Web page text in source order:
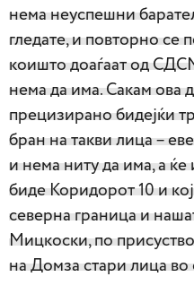
нема неуспешни
гледате, и повторно се
коишто доаѓаат од
нема да има. Сакам ова
прецизирано бидејќи
бран на такви лица –
и нема ниту да има, а ќе
биде Коридорот 10 и
северна граница и
Мицкоски, по
на Домза стари лица